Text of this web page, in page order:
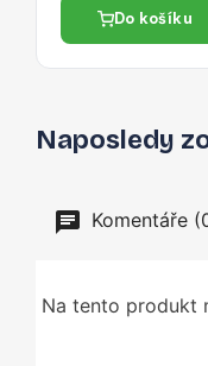
Do košíku
Naposledy
Komentáře
Na tento produkt